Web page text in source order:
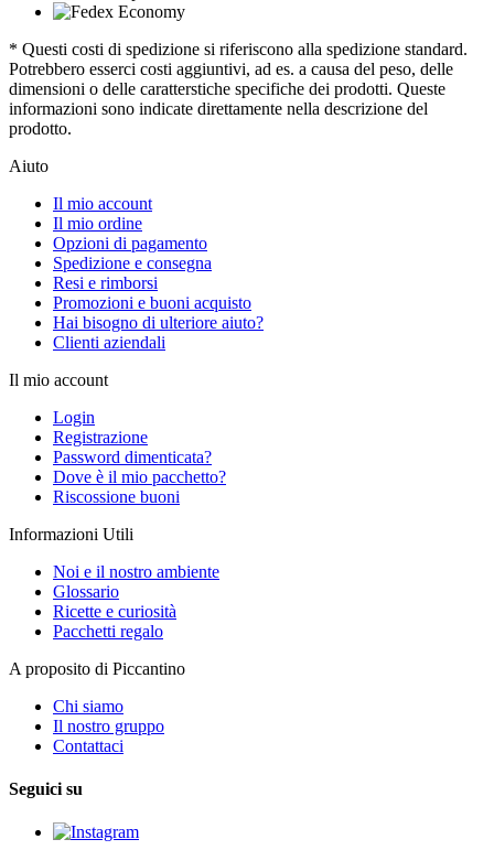
* Questi costi di spedizione si riferiscono alla spedizione standard.
Potrebbero esserci costi aggiuntivi, ad es. a causa del peso, delle
dimensioni o delle caratterstiche specifiche dei prodotti. Queste
informazioni sono indicate direttamente nella descrizione del
prodotto.
Aiuto
Il mio account
Il mio ordine
Opzioni di pagamento
Spedizione e consegna
Resi e rimborsi
Promozioni e buoni acquisto
Hai bisogno di ulteriore aiuto?
Clienti aziendali
Il mio account
Login
Registrazione
Password dimenticata?
Dove è il mio pacchetto?
Riscossione buoni
Informazioni Utili
Noi e il nostro ambiente
Glossario
Ricette e curiosità
Pacchetti regalo
A proposito di Piccantino
Chi siamo
Il nostro gruppo
Contattaci
Seguici su